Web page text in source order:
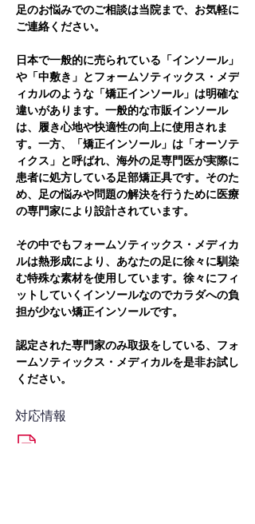
足のお悩みでのご相談は当院まで、お気軽に
ご連絡ください。
日本で一般的に売られている「インソール」
や「中敷き」とフォームソティックス・メデ
ィカルのような「矯正インソール」は明確な
違いがあります。一般的な市販インソール
は、履き心地や快適性の向上に使用されま
す。一方、「矯正インソール」は「オーソテ
ィクス」と呼ばれ、海外の足専門医が実際に
患者に処方している足部矯正具です。そのた
め、足の悩みや問題の解決を行うために医療
の専門家により設計されています。
その中でもフォームソティックス・メディカ
ルは熱形成により、あなたの足に徐々に馴染
む特殊な素材を使用しています。徐々にフィ
ットしていくインソールなのでカラダへの負
担が少ない矯正インソールです。
認定された専門家のみ取扱をしている、フォ
ームソティックス・メディカルを是非お試し
ください。
対応情報